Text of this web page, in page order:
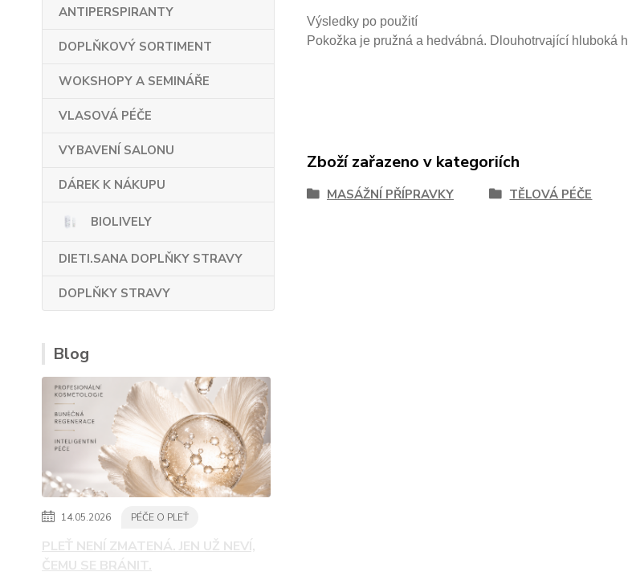
ANTIPERSPIRANTY
DOPLŇKOVÝ SORTIMENT
WOKSHOPY A SEMINÁŘE
VLASOVÁ PÉČE
VYBAVENÍ SALONU
DÁREK K NÁKUPU
BIOLIVELY
DIETI.SANA DOPLŇKY STRAVY
DOPLŇKY STRAVY
Blog
14.05.2026 PÉČE O PLEŤ
PLEŤ NENÍ ZMATENÁ. JEN UŽ NEVÍ,
ČEMU SE BRÁNIT.
Výsledky po použití
Pokožka je pružná a hedvábná. Dlouhotrvající hluboká
Zboží zařazeno v kategoriích
MASÁŽNÍ PŘÍPRAVKY TĚLOVÁ PÉČE